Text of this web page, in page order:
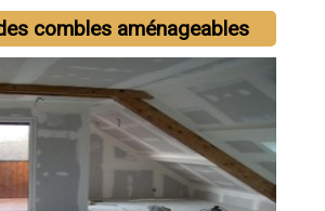
combles aménageables